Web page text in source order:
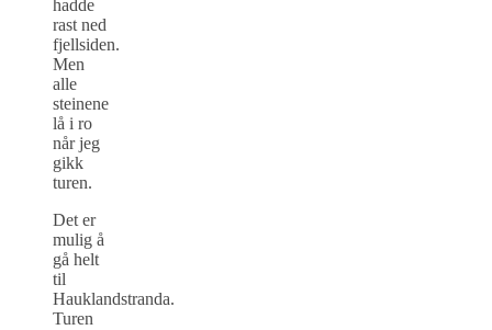
hadde
rast ned
fjellsiden.
Men
alle
steinene
lå i ro
når jeg
gikk
turen.
Det er
mulig å
gå helt
til
Hauklandstranda.
Turen